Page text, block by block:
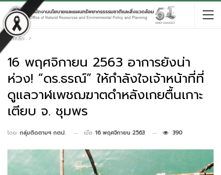
หน้าหลัก
16 พฤศจิกายน 2563 อาการยังน่า
ห่วง! “ดร.ธรณ์” ให้กำลังใจเจ้าหน้าที่ที่
ดูแลวาฬเพชฌฆาตดำหลังเกยตื้นเกาะ
เตียบ จ. ชุมพร
โดย กลุ่มติดตามฯ กตป. เมื่อ 16 พฤศจิกายน 2563 390